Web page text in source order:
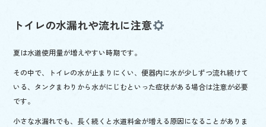
トイレの水漏れや流れに注意
夏は水道使用量が増えやすい時期です。
その中で、トイレの水が止まりにくい、便器内に水が少しずつ流れ続けて
いる、タンクまわりから水がにじむといった症状がある場合は注意が必要
です。
小さな水漏れでも、長く続くと水道料金が増える原因になることがありま